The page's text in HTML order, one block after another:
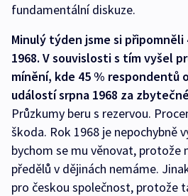
fundamentální diskuze.
Minulý týden jsme si připomněli
1968. V souvislosti s tím vyšel
mínění, kde 45 % respondentů
událostí srpna 1968 za
Průzkumy beru s rezervou.
škoda. Rok 1968 je nepochybně
bychom se mu věnovat, protože
předělů v dějinách nemáme.
pro českou společnost, protože